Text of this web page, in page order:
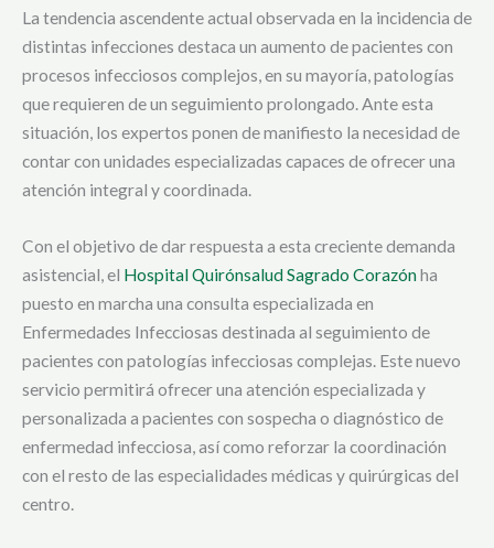
La tendencia ascendente actual observada en la incidencia de
distintas infecciones destaca un aumento de pacientes con
procesos infecciosos complejos, en su mayoría, patologías
que requieren de un seguimiento prolongado. Ante esta
situación, los expertos ponen de manifiesto la necesidad de
contar con unidades especializadas capaces de ofrecer una
atención integral y coordinada.
Con el objetivo de dar respuesta a esta creciente demanda
asistencial, el Hospital Quirónsalud Sagrado Corazónha
puesto en marcha una consulta especializada en
Enfermedades Infecciosas destinada al seguimiento de
pacientes con patologías infecciosas complejas. Este nuevo
servicio permitirá ofrecer una atención especializada y
personalizada a pacientes con sospecha o diagnóstico de
enfermedad infecciosa, así como reforzar la coordinación
con el resto de las especialidades médicas y quirúrgicas del
centro.